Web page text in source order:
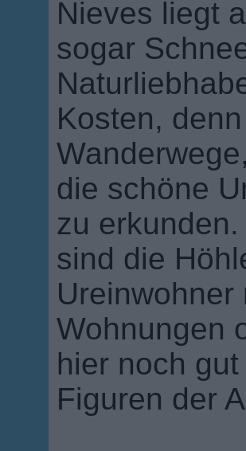
Nieves liegt
sogar
Kosten,
die schöne
zu
sind die
Wohnungen
hier noch
Figuren der